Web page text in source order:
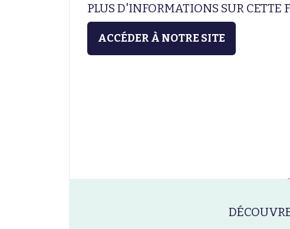
PLUS D'INFORMATIONS SUR CETTE
ACCÉDER À NOTRE SITE